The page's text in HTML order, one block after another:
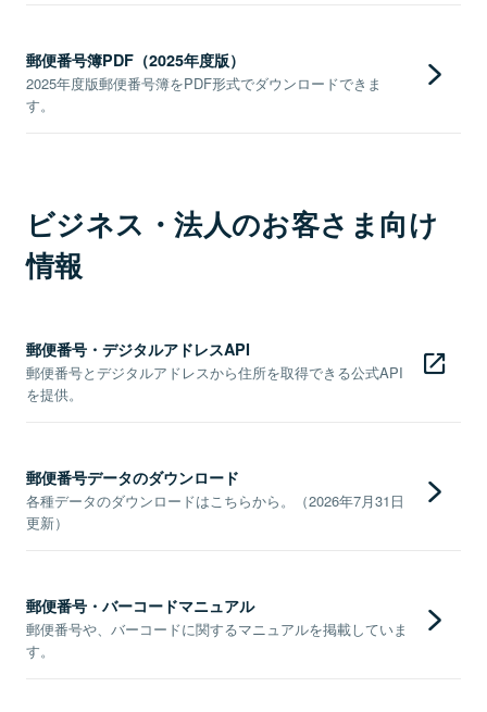
郵便番号簿PDF（2025年度版）
2025年度版郵便番号簿をPDF形式でダウンロードできま
す。
ビジネス・法人のお客さま向け
情報
郵便番号・デジタルアドレスAPI
郵便番号とデジタルアドレスから住所を取得できる公式API
を提供。
郵便番号データのダウンロード
各種データのダウンロードはこちらから。（2026年7月31日
更新）
郵便番号・バーコードマニュアル
郵便番号や、バーコードに関するマニュアルを掲載していま
す。